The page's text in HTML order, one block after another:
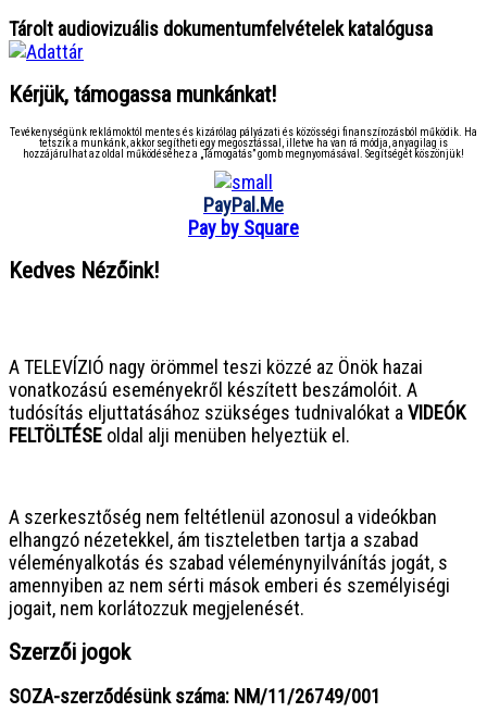
Tárolt audiovizuális dokumentumfelvételek katalógusa
Kérjük, támogassa munkánkat!
Tevékenységünk reklámoktól mentes és kizárólag pályázati és közösségi finanszírozásból működik. Ha
tetszik a munkánk, akkor segítheti egy megosztással, illetve ha van rá módja, anyagilag is
hozzájárulhat az oldal működéséhez a „Támogatás” gomb megnyomásával. Segítségét köszönjük!
PayPal.Me
Pay by Square
Kedves Nézőink!
A TELEVÍZIÓ nagy örömmel teszi közzé az Önök hazai
vonatkozású eseményekről készített beszámolóit. A
tudósítás eljuttatásához szükséges tudnivalókat a VIDEÓK
FELTÖLTÉSE oldal alji menüben helyeztük el.
A szerkesztőség nem feltétlenül azonosul a videókban
elhangzó nézetekkel, ám tiszteletben tartja a szabad
véleményalkotás és szabad véleménynyilvánítás jogát, s
amennyiben az nem sérti mások emberi és személyiségi
jogait, nem korlátozzuk megjelenését.
Szerzői jogok
SOZA-szerződésünk száma: NM/11/26749/001